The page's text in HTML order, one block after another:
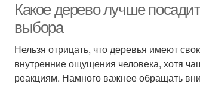
Какое дерево лучше
выбора
Нельзя отрицать, что деревья имеют
внутренние ощущения человека, хотя
реакциям. Намного важнее обращать